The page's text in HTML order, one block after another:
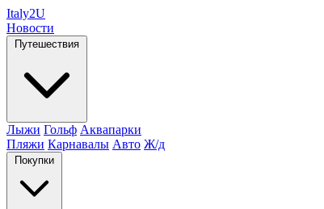
Italy2U
Новости
Путешествия
Лыжи Гольф Аквапарки
Пляжи Карнавалы Авто Ж/д
Покупки